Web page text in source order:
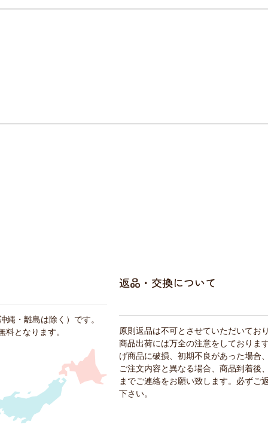
縄・離島は除く）です。
となります。
返品・交換について
原則返品は不可とさせていただいてお
商品出荷には万全の注意をしておりま
げ商品に破損、初期不良があった場合
ご注文内容と異なる場合、商品到着後
までご連絡をお願い致します。必ずご
下さい。